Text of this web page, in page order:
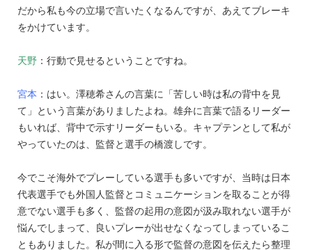
だから私も今の立場で言いたくなるんですが、あえてブレーキ
をかけています。
天野 ：行動で見せるということですね。
宮本 ：はい。澤穂希さんの言葉に「苦しい時は私の背中を見
て」という言葉がありましたよね。雄弁に言葉で語るリーダー
もいれば、背中で示すリーダーもいる。キャプテンとして私が
やっていたのは、監督と選手の橋渡しです。
今でこそ海外でプレーしている選手も多いですが、当時は日本
代表選手でも外国人監督とコミュニケーションを取ることが得
意でない選手も多く、監督の起用の意図が汲み取れない選手が
悩んでしまって、良いプレーが出せなくなってしまっているこ
ともありました。私が間に入る形で監督の意図を伝えたら整理